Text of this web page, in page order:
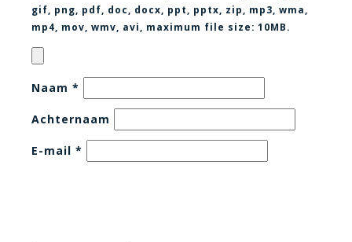
gif, png, pdf, doc, docx, ppt, pptx, zip, mp3, wma,
mp4, mov, wmv, avi
, maximum file size: 10MB.
Naam *
Achternaam
E-mail *